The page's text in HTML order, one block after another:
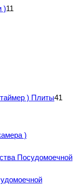
)11
) Плиты41
)
Посудомоечной